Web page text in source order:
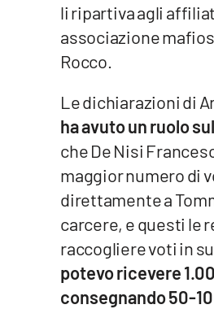
Lacitymag.it
Cosenzachannel.it
li ripartiva agli
associazione
Rocco.
Le dichiarazioni di
ha avuto un ruolo
che De Nisi
maggior numero di
direttamente a
carcere, e questi le
raccogliere voti in
potevo ricevere
consegnando 50-